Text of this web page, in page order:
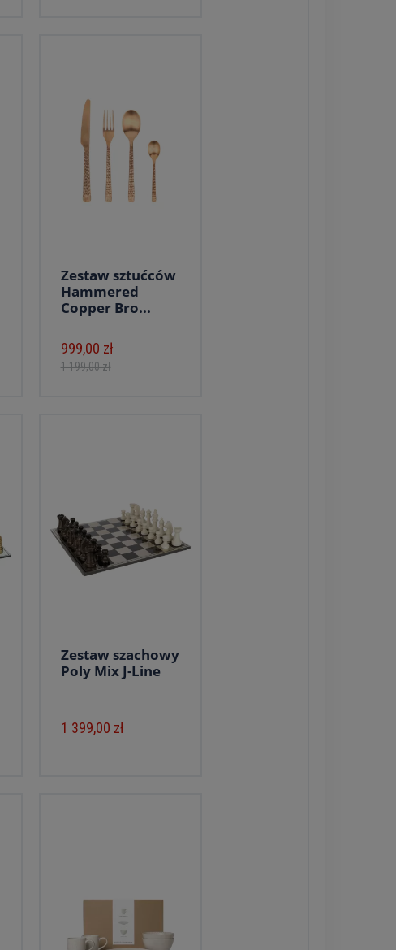
Zestaw sztućców
Hammered
Copper Bro...
999,00 zł
1 199,00 zł
Zestaw szachowy
Poly Mix J-Line
1 399,00 zł